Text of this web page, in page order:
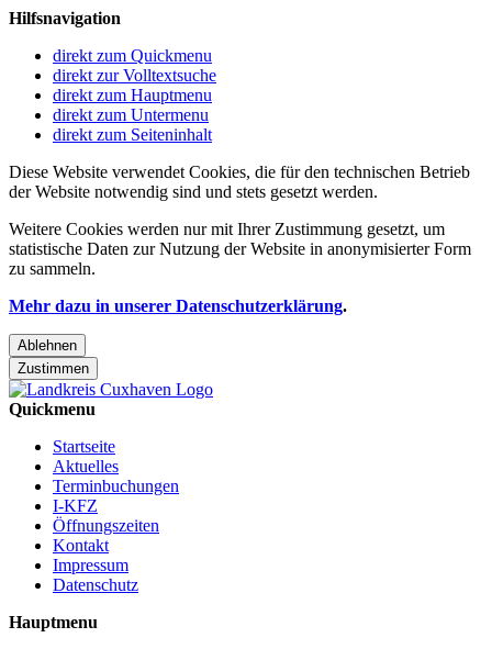
Hilfsnavigation
direkt zum Quickmenu
direkt zur Volltextsuche
direkt zum Hauptmenu
direkt zum Untermenu
direkt zum Seiteninhalt
Diese Website verwendet Cookies, die für den technischen Betrieb
der Website notwendig sind und stets gesetzt werden.
Weitere Cookies werden nur mit Ihrer Zustimmung gesetzt, um
statistische Daten zur Nutzung der Website in anonymisierter Form
zu sammeln.
Mehr dazu in unserer Datenschutzerklärung.
Ablehnen
Zustimmen
Quickmenu
Startseite
Aktuelles
Terminbuchungen
I-KFZ
Öffnungszeiten
Kontakt
Impressum
Datenschutz
Hauptmenu